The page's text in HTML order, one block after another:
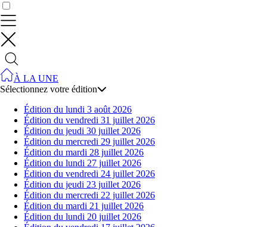
À LA UNE
Sélectionnez votre édition
Édition du lundi 3 août 2026
Édition du vendredi 31 juillet 2026
Édition du jeudi 30 juillet 2026
Édition du mercredi 29 juillet 2026
Édition du mardi 28 juillet 2026
Édition du lundi 27 juillet 2026
Édition du vendredi 24 juillet 2026
Édition du jeudi 23 juillet 2026
Édition du mercredi 22 juillet 2026
Édition du mardi 21 juillet 2026
Édition du lundi 20 juillet 2026
Contrôler vos données